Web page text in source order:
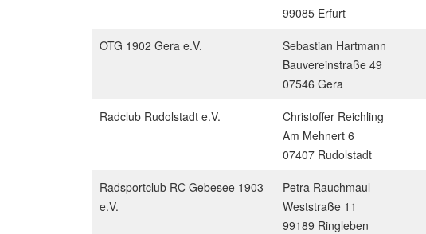
99085 Erfurt
OTG 1902 Gera e.V.
Sebastian Hartmann
Bauvereinstraße 49
07546 Gera
Radclub Rudolstadt e.V.
Christoffer Reichling
Am Mehnert 6
07407 Rudolstadt
Radsportclub RC Gebesee 1903
e.V.
Petra Rauchmaul
Weststraße 11
99189 Ringleben